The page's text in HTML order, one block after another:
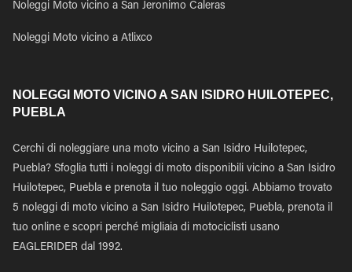
Noleggi Moto vicino a San Jeronimo Caleras
Noleggi Moto vicino a Atlixco
NOLEGGI MOTO VICINO A SAN ISIDRO HUILOTEPEC,
PUEBLA
Cerchi di noleggiare una moto vicino a San Isidro Huilotepec,
Puebla? Sfoglia tutti i noleggi di moto disponibili vicino a San Isidro
Huilotepec, Puebla e prenota il tuo noleggio oggi. Abbiamo trovato
5 noleggi di moto vicino a San Isidro Huilotepec, Puebla, prenota il
tuo online e scopri perché migliaia di motociclisti usano
EAGLERIDER dal 1992.